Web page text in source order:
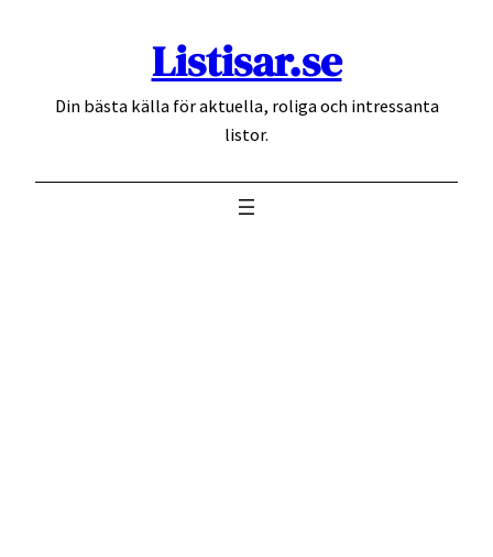
Listisar.se
Din bästa källa för aktuella, roliga och intressanta
listor.